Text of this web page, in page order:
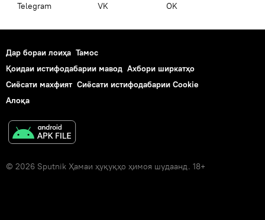
Telegram VK OK
Дар бораи лоиҳа Тамос
Қоидаи истифодабарии мавод Ахбори ширкатҳо
Сиёсати махфият Сиёсати истифодабарии Cookie
Алоқа
© 2026 Sputnik Ҳамаи ҳуқуқҳо ҳимоя шудаанд. 18+